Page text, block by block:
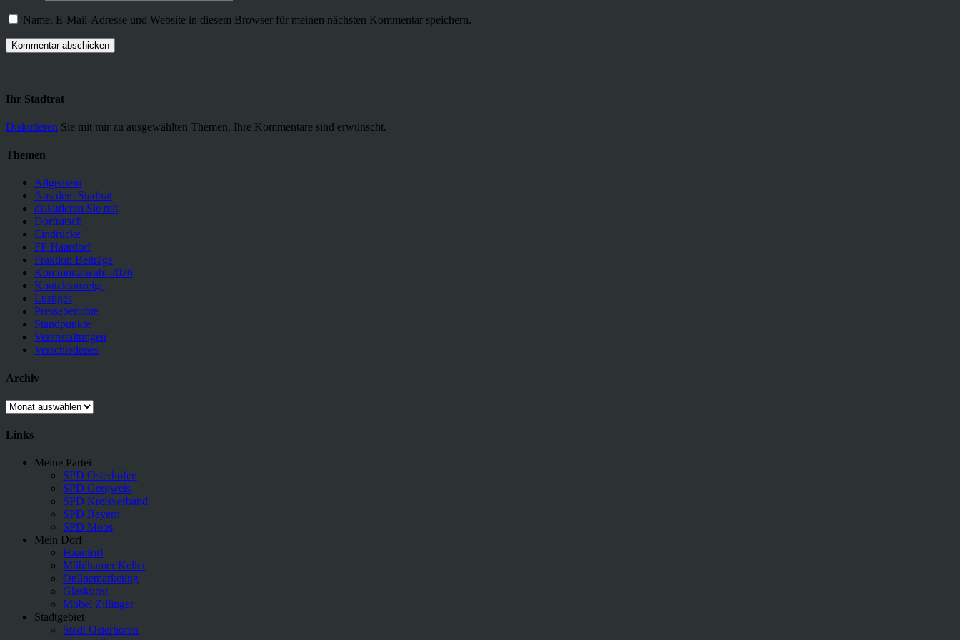
Name, E-Mail-Adresse und Website in diesem Browser für meinen nächsten Kommentar speichern.
Ihr Stadtrat
Diskutieren Sie mit mir zu ausgewählten Themen. Ihre Kommentare sind erwünscht.
Themen
Allgemein
Aus dem Stadtrat
diskutieren Sie mit
Dorfratsch
Eindrücke
FF Haardorf
Fraktion Beiträge
Kommunalwahl 2026
Kontaktanzeige
Lustiges
Presseberichte
Standpunkte
Veranstaltungen
Verschiedenes
Archiv
Archiv
Links
Meine Partei
SPD Osterhofen
SPD Gergweis
SPD Kreisverband
SPD Bayern
SPD Moos
Mein Dorf
Haardorf
Mühlhamer Keller
Onlinemarketing
Glaskunst
Möbel Zillinger
Stadtgebiet
Stadt Osterhofen